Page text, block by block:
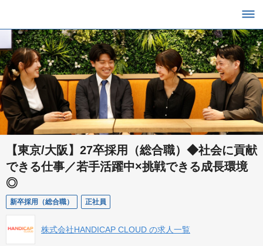
【東京/大阪】27卒採用（総合職）◆社会に貢献
できる仕事／若手活躍中×挑戦できる成長環境
◎
新卒採用（総合職） 正社員
株式会社HANDICAP CLOUD の求人一覧